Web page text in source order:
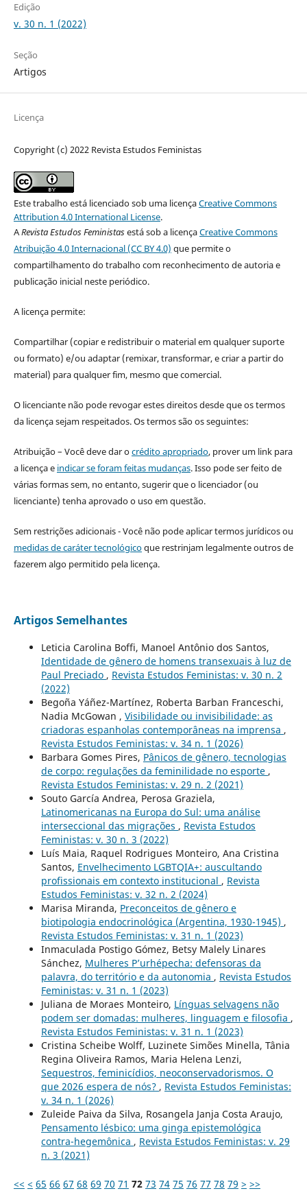
Edição
v. 30 n. 1 (2022)
Seção
Artigos
Licença
Copyright (c) 2022 Revista Estudos Feministas
Este trabalho está licenciado sob uma licençaCreative Commons
Attribution 4.0 International License.
ARevista Estudos Feministasestá sob a licençaCreative Commons
Atribuição 4.0 Internacional (CC BY 4.0) que permite o
compartilhamento do trabalho com reconhecimento de autoria e
publicação inicial neste periódico.
A licença permite:
Compartilhar (copiar e redistribuir o material em qualquer suporte
ou formato) e/ou adaptar (remixar, transformar, e criar a partir do
material) para qualquer fim, mesmo que comercial.
O licenciante não pode revogar estes direitos desde que os termos
da licença sejam respeitados. Os termos são os seguintes:
Atribuição – Você deve dar ocrédito apropriado, prover um link para
a licença e indicar se foram feitas mudanças. Isso pode ser feito de
várias formas sem, no entanto, sugerir que o licenciador (ou
licenciante) tenha aprovado o uso em questão.
Sem restrições adicionais - Você não pode aplicar termos jurídicos ou
medidas de caráter tecnológicoque restrinjam legalmente outros de
fazerem algo permitido pela licença.
Artigos Semelhantes
Leticia Carolina Boffi, Manoel Antônio dos Santos,
Identidade de gênero de homens transexuais à luz de
Paul Preciado , Revista Estudos Feministas: v. 30 n. 2
(2022)
Begoña Yáñez-Martínez, Roberta Barban Franceschi,
Nadia McGowan , Visibilidade ou invisibilidade: as
criadoras espanholas contemporâneas na imprensa ,
Revista Estudos Feministas: v. 34 n. 1 (2026)
Barbara Gomes Pires, Pânicos de gênero, tecnologias
de corpo: regulações da feminilidade no esporte ,
Revista Estudos Feministas: v. 29 n. 2 (2021)
Souto García Andrea, Perosa Graziela,
Latinomericanas na Europa do Sul: uma análise
interseccional das migrações , Revista Estudos
Feministas: v. 30 n. 3 (2022)
Luís Maia, Raquel Rodrigues Monteiro, Ana Cristina
Santos, Envelhecimento LGBTQIA+: auscultando
profissionais em contexto institucional , Revista
Estudos Feministas: v. 32 n. 2 (2024)
Marisa Miranda, Preconceitos de gênero e
biotipologia endocrinológica (Argentina, 1930-1945) ,
Revista Estudos Feministas: v. 31 n. 1 (2023)
Inmaculada Postigo Gómez, Betsy Malely Linares
Sánchez, Mulheres P’urhépecha: defensoras da
palavra, do território e da autonomia , Revista Estudos
Feministas: v. 31 n. 1 (2023)
Juliana de Moraes Monteiro, Línguas selvagens não
podem ser domadas: mulheres, linguagem e filosofia ,
Revista Estudos Feministas: v. 31 n. 1 (2023)
Cristina Scheibe Wolff, Luzinete Simões Minella, Tânia
Regina Oliveira Ramos, Maria Helena Lenzi,
Sequestros, feminicídios, neoconservadorismos. O
que 2026 espera de nós? , Revista Estudos Feministas:
v. 34 n. 1 (2026)
Zuleide Paiva da Silva, Rosangela Janja Costa Araujo,
Pensamento lésbico: uma ginga epistemológica
contra-hegemônica , Revista Estudos Feministas: v. 29
n. 3 (2021)
<< < 65 66 67 68 69 70 71 72 73 74 75 76 77 78 79 > >>